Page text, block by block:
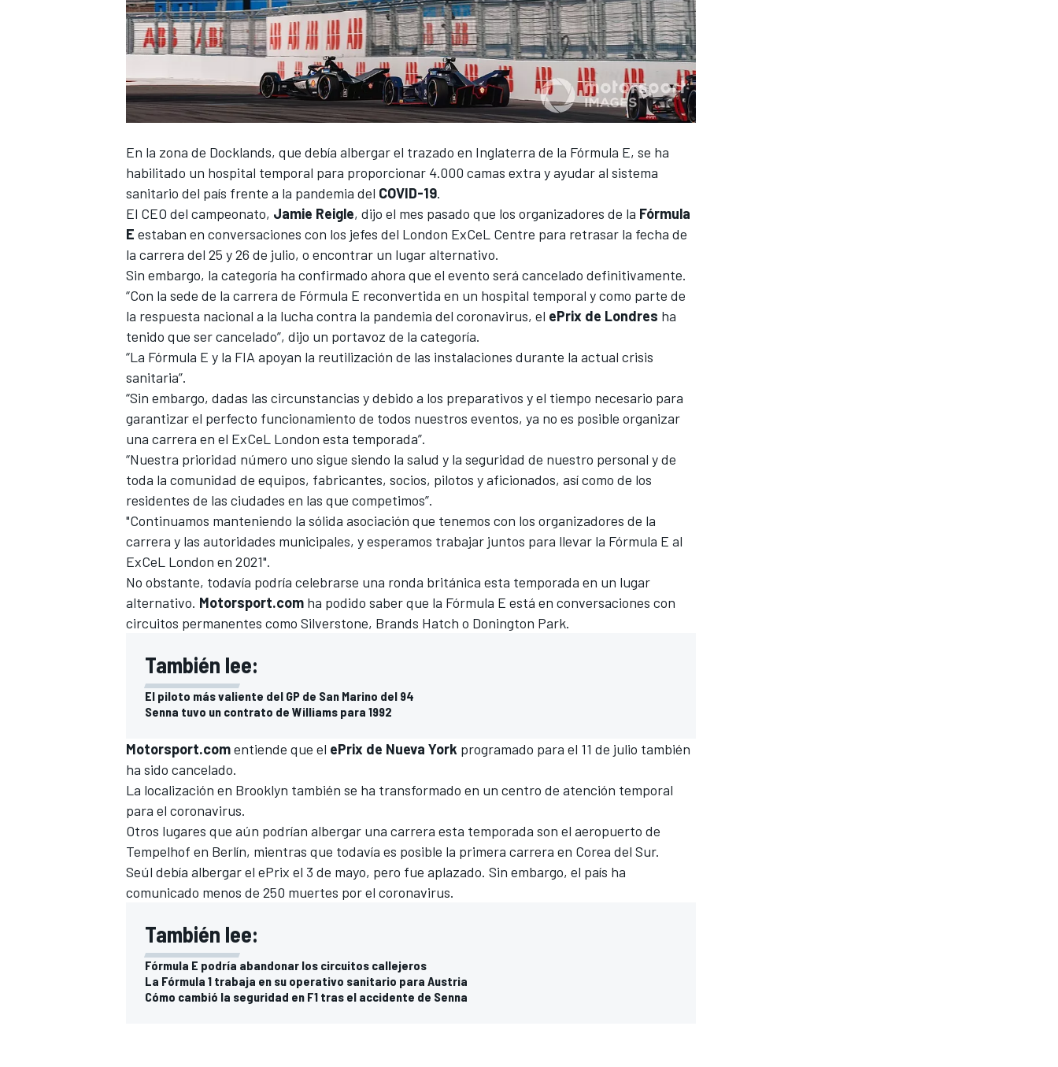
NASCAR CUP
FÓRMULA E
WRC
En la zona de Docklands, que debía albergar el trazado en Inglaterra de la Fórmula E, se ha
habilitado un hospital temporal para proporcionar 4.000 camas extra y ayudar al sistema
sanitario del país frente a la pandemia del COVID-19.
El CEO del campeonato, Jamie Reigle, dijo el mes pasado que los organizadores de la Fórmula
E estaban en conversaciones con los jefes del London ExCeL Centre para retrasar la fecha de
la carrera del 25 y 26 de julio, o encontrar un lugar alternativo.
Sin embargo, la categoría ha confirmado ahora que el evento será cancelado definitivamente.
“Con la sede de la carrera de Fórmula E reconvertida en un hospital temporal y como parte de
la respuesta nacional a la lucha contra la pandemia del coronavirus, el ePrix de Londres ha
tenido que ser cancelado”, dijo un portavoz de la categoría.
“La Fórmula E y la FIA apoyan la reutilización de las instalaciones durante la actual crisis
sanitaria”.
“Sin embargo, dadas las circunstancias y debido a los preparativos y el tiempo necesario para
garantizar el perfecto funcionamiento de todos nuestros eventos, ya no es posible organizar
una carrera en el ExCeL London esta temporada”.
“Nuestra prioridad número uno sigue siendo la salud y la seguridad de nuestro personal y de
toda la comunidad de equipos, fabricantes, socios, pilotos y aficionados, así como de los
residentes de las ciudades en las que competimos”.
"Continuamos manteniendo la sólida asociación que tenemos con los organizadores de la
carrera y las autoridades municipales, y esperamos trabajar juntos para llevar la Fórmula E al
ExCeL London en 2021".
No obstante, todavía podría celebrarse una ronda británica esta temporada en un lugar
alternativo. Motorsport.com ha podido saber que la Fórmula E está en conversaciones con
circuitos permanentes como Silverstone, Brands Hatch o Donington Park.
También lee:
El piloto más valiente del GP de San Marino del 94
Senna tuvo un contrato de Williams para 1992
Motorsport.comentiende que el ePrix de Nueva York programado para el 11 de julio también
ha sido cancelado.
La localización en Brooklyn también se ha transformado en un centro de atención temporal
para el coronavirus.
Otros lugares que aún podrían albergar una carrera esta temporada son el aeropuerto de
Tempelhof en Berlín, mientras que todavía es posible la primera carrera en Corea del Sur.
Seúl debía albergar el ePrix el 3 de mayo, pero fue aplazado. Sin embargo, el país ha
comunicado menos de 250 muertes por el coronavirus.
También lee:
Fórmula E podría abandonar los circuitos callejeros
La Fórmula 1 trabaja en su operativo sanitario para Austria
Cómo cambió la seguridad en F1 tras el accidente de Senna